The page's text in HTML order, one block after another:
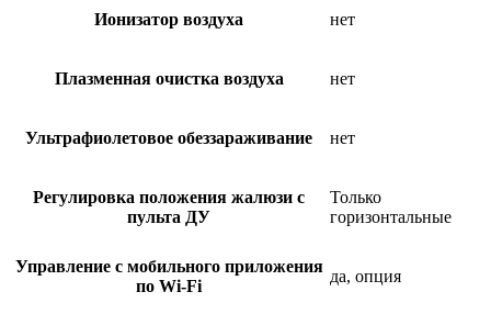
Ионизатор воздуха нет
Плазменная очистка воздуха нет
Ультрафиолетовое обеззараживание нет
Регулировка положения жалюзи с
пульта ДУ
Только
горизонтальные
Управление c мобильного приложения
по Wi-Fi
да, опция